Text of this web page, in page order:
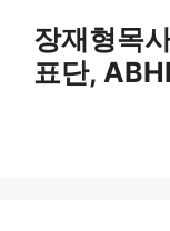
content
장재형목
표단,